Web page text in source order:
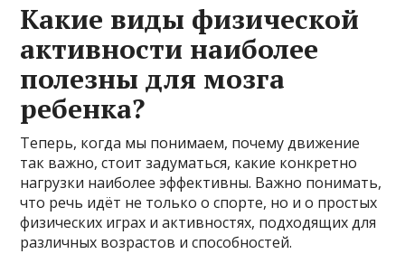
Какие виды физической
активности наиболее
полезны для мозга
ребенка?
Теперь, когда мы понимаем, почему движение
так важно, стоит задуматься, какие конкретно
нагрузки наиболее эффективны. Важно понимать,
что речь идёт не только о спорте, но и о простых
физических играх и активностях, подходящих для
различных возрастов и способностей.